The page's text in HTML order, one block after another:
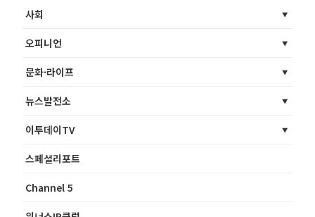
사회
오피니언
문화·라이프
뉴스발전소
이투데이TV
스페셜리포트
Channel 5